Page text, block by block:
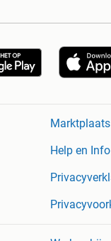
Help en Info